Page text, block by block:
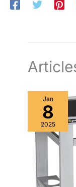
se déplace
un espace
Jan
8
2025